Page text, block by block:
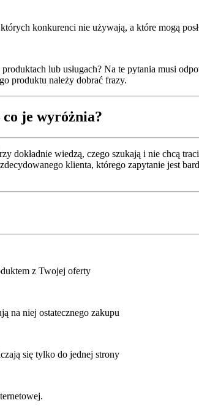
konkurenci nie używają, a które mogą
lub usługach? Na te pytania musi
produktu należy dobrać frazy.
je wyróżnia?
dokładnie wiedzą, czego szukają i nie chcą
klienta, którego zapytanie jest
z Twojej oferty
na niej ostatecznego zakupu
się tylko do jednej strony